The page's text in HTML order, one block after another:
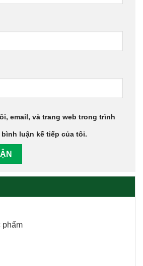
email, và trang web trong trình
luận kế tiếp của tôi.
phẩm